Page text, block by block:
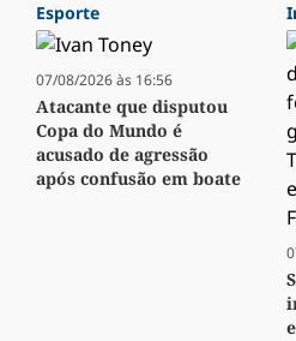
Esporte
07/08/2026 às 16:56
Atacante que disputou
Copa do Mundo é
acusado de agressão
após confusão em boate